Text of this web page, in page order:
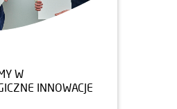
W
INNOWACJE